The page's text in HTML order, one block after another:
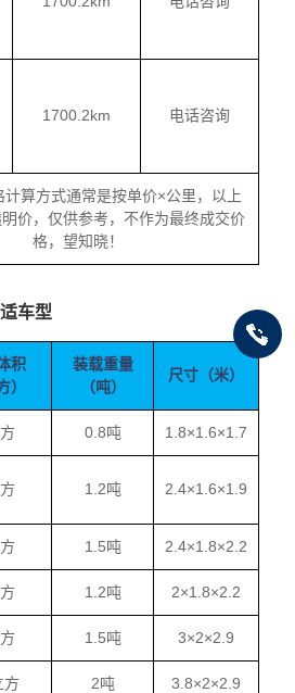
1700.2km 电话咨询
计算方式通常是按单价×公里，以上
价，仅供参考，不作为最终成交价
格，望知晓！
车型
积
）
装载重量
（吨）
尺寸（米）
0.8吨 1.8×1.6×1.7
1.2吨 2.4×1.6×1.9
1.5吨 2.4×1.8×2.2
1.2吨 2×1.8×2.2
1.5吨 3×2×2.9
方 2吨 3.8×2×2.9